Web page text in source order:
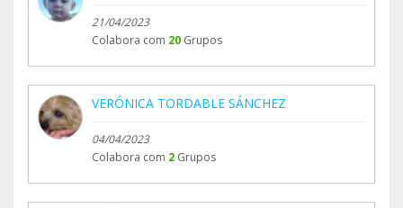
21/04/2023
Colabora com 20 Grupos
VERÓNICA TORDABLE SÁNCHEZ
04/04/2023
Colabora com 2 Grupos